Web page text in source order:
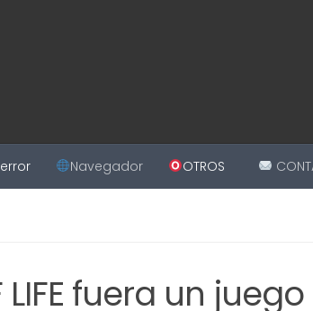
Navegador OTROS
LIFE fuera un